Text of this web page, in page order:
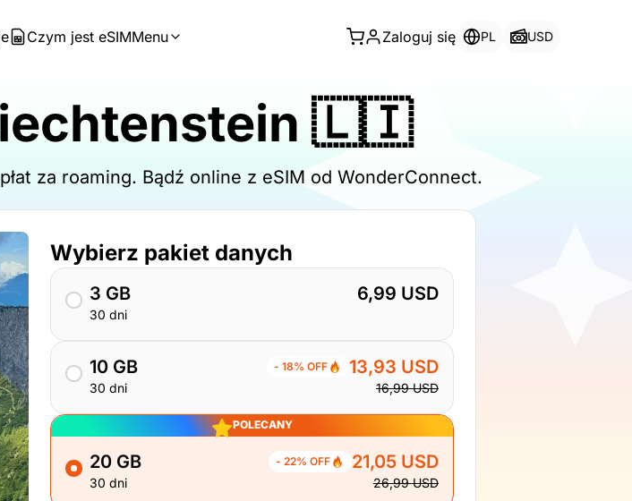
Czym jest eSIMMenu Zaloguj się PL USD
🇱🇮
za roaming. Bądź online z eSIM od WonderConnect.
Wybierz pakiet danych
3 GB
30 dni
6,99 USD
10 GB
30 dni
- 18% OFF 13,93 USD
16,99 USD
POLECANY
20 GB
30 dni
- 22% OFF 21,05 USD
26,99 USD